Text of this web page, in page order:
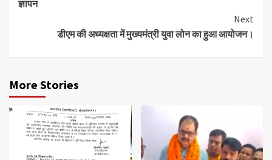
ज्ञापन
Next
डीएम की अध्यक्षता में मुख्यमंत्री युवा लोन का हुआ आयोजन।
More Stories